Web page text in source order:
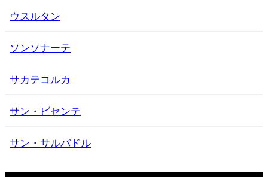
ウスルタン
ソンソナーテ
サカテコルカ
サン・ビセンテ
サン・サルバドル